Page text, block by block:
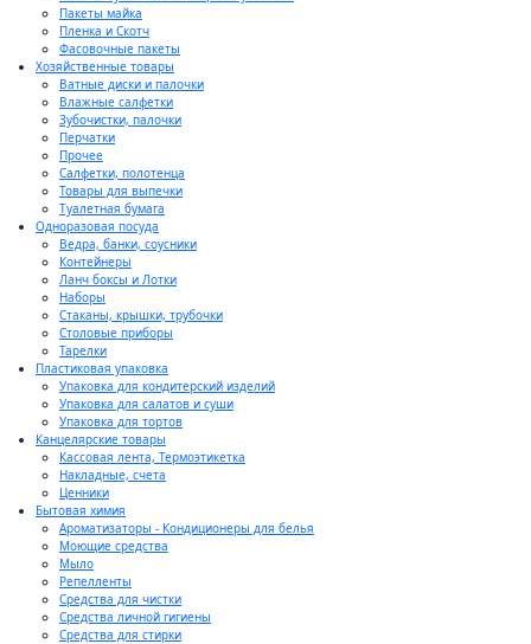
Пакеты майка
Пленка и Скотч
Фасовочные пакеты
Хозяйственные товары
Ватные диски и палочки
Влажные салфетки
Зубочистки, палочки
Перчатки
Прочее
Салфетки, полотенца
Товары для выпечки
Туалетная бумага
Одноразовая посуда
Ведра, банки, соусники
Контейнеры
Ланч боксы и Лотки
Наборы
Стаканы, крышки, трубочки
Столовые приборы
Тарелки
Пластиковая упаковка
Упаковка для кондитерский изделий
Упаковка для салатов и суши
Упаковка для тортов
Канцелярские товары
Кассовая лента, Термоэтикетка
Накладные, счета
Ценники
Бытовая химия
Ароматизаторы - Кондиционеры для белья
Моющие средства
Мыло
Репелленты
Средства для чистки
Средства личной гигиены
Средства для стирки